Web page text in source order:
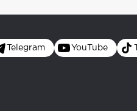
Telegram YouTube